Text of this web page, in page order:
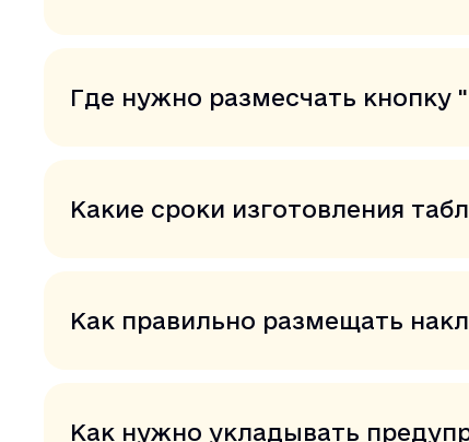
Где нужно размесчать кнопку
Какие сроки изготовления
Как правильно размещать
Как нужно укладывать